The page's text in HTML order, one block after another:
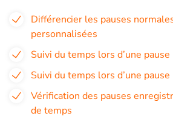
Différencier les pauses
personnalisées
Suivi du temps lors d’une
Suivi du temps lors d’une
Vérification des pauses
de temps